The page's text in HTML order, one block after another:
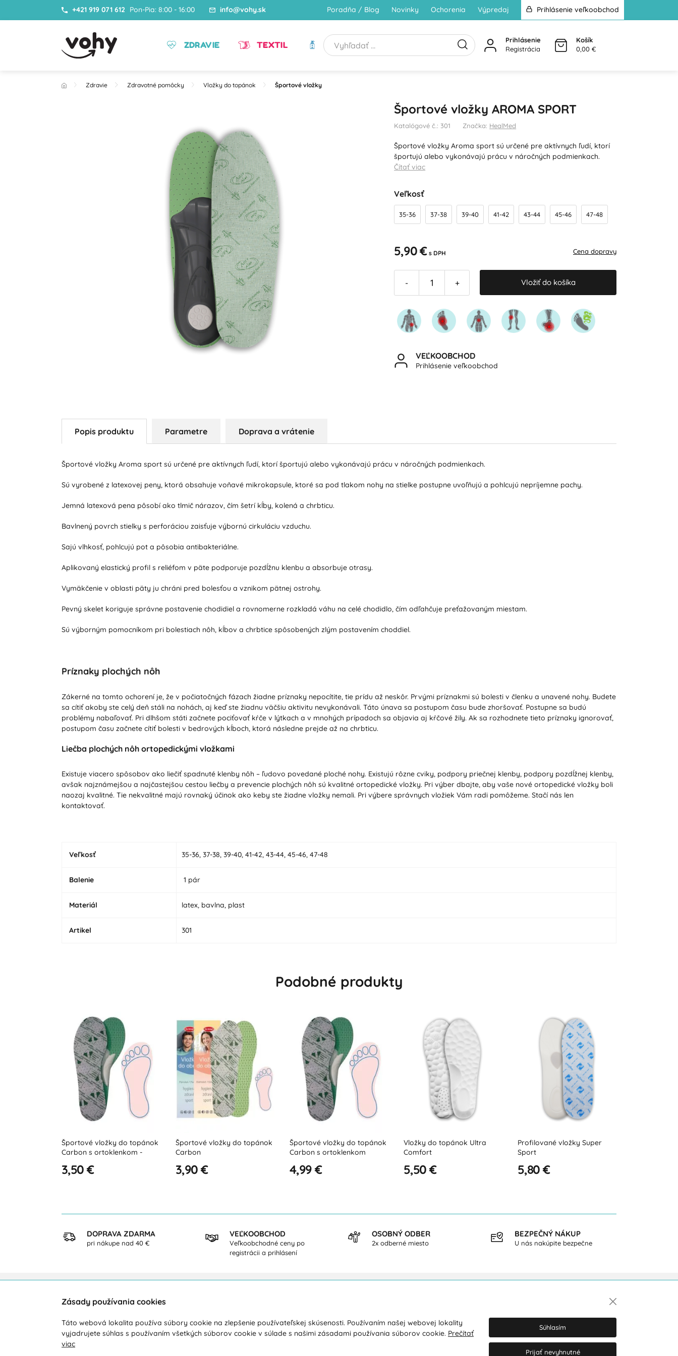
+421 919 071 612 Pon-Pia: 8:00 - 16:00 info@vohy.sk Poradňa / Blog Novinky Ochorenia Výpredaj Prihlásenie veľkoobchod
ZDRAVIE TEXTIL HYGIENA
Prihlásenie
Registrácia
Košík
0,00 €
Zdravie Zdravotné pomôcky Vložky do topánok Športové vložky
Športové vložky AROMA SPORT
Katalógové č.: 301 Značka: HealMed
Športové vložky Aroma sport sú určené pre aktívnych ľudí, ktorí
športujú alebo vykonávajú prácu v náročných podmienkach.
Čítať viac
Veľkosť
35-36 37-38 39-40 41-42 43-44 45-46 47-48
5,90 € s DPH Cena dopravy
- + Vložiť do košíka
VEĽKOOBCHOD
Prihlásenie veľkoobchod
Popis produktu Parametre Doprava a vrátenie
Športové vložky Aroma sport sú určené pre aktívnych ľudí, ktorí športujú alebo vykonávajú prácu v náročných podmienkach.
Sú vyrobené z latexovej peny, ktorá obsahuje voňavé mikrokapsule, ktoré sa pod tlakom nohy na stielke postupne uvoľňujú a pohlcujú nepríjemne pachy.
Jemná latexová pena pôsobí ako tlmič nárazov, čím šetrí kĺby, kolená a chrbticu.
Bavlnený povrch stielky s perforáciou zaisťuje výbornú cirkuláciu vzduchu.
Sajú vlhkosť, pohlcujú pot a pôsobia antibakteriálne.
Aplikovaný elastický profil s reliéfom v päte podporuje pozdĺžnu klenbu a absorbuje otrasy.
Vymäkčenie v oblasti päty ju chráni pred bolesťou a vznikom pätnej ostrohy.
Pevný skelet koriguje správne postavenie chodidiel a rovnomerne rozkladá váhu na celé chodidlo, čím odľahčuje preťažovaným miestam.
Sú výborným pomocníkom pri bolestiach nôh, kĺbov a chrbtice spôsobených zlým postavením choddiel.
Príznaky plochých nôh
Zákerné na tomto ochorení je, že v počiatočných fázach žiadne príznaky nepocítite, tie prídu až neskôr. Prvými príznakmi sú bolesti v členku a unavené nohy. Budete
sa cítiť akoby ste celý deň stáli na nohách, aj keď ste žiadnu väčšiu aktivitu nevykonávali. Táto únava sa postupom času bude zhoršovať. Postupne sa budú
problémy nabaľovať. Pri dlhšom státi začnete pociťovať kŕče v lýtkach a v mnohých prípadoch sa objavia aj kŕčové žily. Ak sa rozhodnete tieto príznaky ignorovať,
postupom času začnete cítiť bolesti v bedrových kĺboch, ktorá následne prejde až na chrbticu.
Liečba plochých nôh ortopedickými vložkami
Existuje viacero spôsobov ako liečiť spadnuté klenby nôh – ľudovo povedané ploché nohy. Existujú rôzne cviky, podpory priečnej klenby, podpory pozdĺžnej klenby,
avšak najznámejšou a najčastejšou cestou liečby a prevencie plochých nôh sú kvalitné ortopedické vložky. Pri výber dbajte, aby vaše nové ortopedické vložky boli
naozaj kvalitné. Tie nekvalitné majú rovnaký účinok ako keby ste žiadne vložky nemali. Pri výbere správnych vložiek Vám radi pomôžeme. Stačí nás len
kontaktovať.
Veľkosť 35-36, 37-38, 39-40, 41-42, 43-44, 45-46, 47-48
Balenie 1 pár
Materiál latex, bavlna, plast
Artikel 301
Podobné produkty
Športové vložky do topánok
Carbon
3,90 €
Športové vložky do topánok
Carbon s ortoklenkom
4,99 €
Vložky do topánok Ultra
Comfort
5,50 €
Profilované vložky Super
Sport
5,80 €
Prievzdušné vložky do
topánok CLIMA COMFORT
5,90 €
DOPRAVA ZDARMA
pri nákupe nad 40 €
VEĽKOOBCHOD
Veľkoobchodné ceny po
registrácii a prihlásení
OSOBNÝ ODBER
2x odberné miesto
BEZPEČNÝ NÁKUP
U nás nakúpite bezpečne
Zákaznícka podpora
Počas pracovných dní od 8:00 do 16:00
+421 919 071 612
Doprava a platba
Kontakty
Súhlasím so spracovaním osobných
Zásady používania cookies
Táto webová lokalita používa súbory cookie na zlepšenie používateľskej skúsenosti. Používaním našej webovej lokality
vyjadrujete súhlas s používaním všetkých súborov cookie v súlade s našimi zásadami používania súborov cookie. Prečítať
viac
Súhlasím
Prijať nevyhnutné